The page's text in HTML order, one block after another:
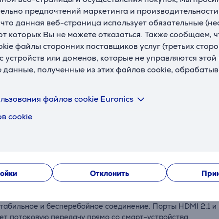
предпочтений маркетинга и
данная веб-страница использует обязательные
которых Вы не можете отказаться. Также сообщаем,
файлы сторонних поставщиков услуг (третьих
устройств или доменов, которые не управляются
данные, полученные из этих файлов cookie,
файлов cookie Euronics
cookie
Отклонить
Описание
впечатляющее изображение 4K Ultra HD с
Dolby Atmos® и DTS:X создают захватывающий
ARM G310 V2 и 2 ГБ оперативной памяти
приложений и платформ в одном интерфейсе – с
искать, воспроизводить и управлять
и бесперебойное соединение. Порты HDMI 2.1
потоковую передачу прямо со смарт-устройства.